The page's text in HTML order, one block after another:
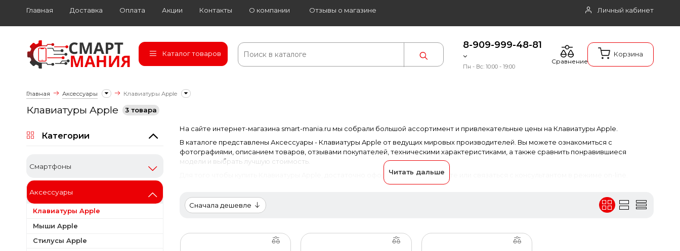
Главная Доставка Оплата Акции Контакты О компании Отзывы о магазине Личный кабинет
Каталог товаров
8-909-999-48-81
Пн - Вс: 10:00 - 19:00
Сравнение
Корзина
Главная Аксессуары Клавиатуры Apple
Клавиатуры Apple 3 товара
На сайте интернет-магазина smart-mania.ru мы собрали большой ассортимент и привлекательные цены на Клавиатуры Apple.
В каталоге представлены Аксессуары - Клавиатуры Apple от ведущих мировых производителей. Вы можете ознакомиться с
фотографиями, описанием товаров, отзывами покупателей, техническими характеристиками, а также сравнить понравившиеся
модели и выбрать лучшую стоимость.
Для того чтобы купить Клавиатуры Apple, достаточно оформить заявку на сайте или связаться с консультантом в режиме on-line.
Читать дальше
Сначала дешевле
Категории
Cмартфоны
Аксессуары
Клавиатуры Apple
Мыши Apple
Стилусы Apple